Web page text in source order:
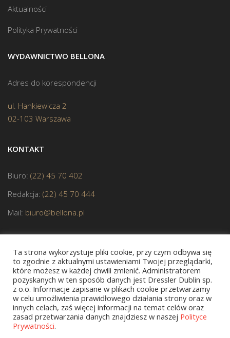
Aktualności
Polityka Prywatności
WYDAWNICTWO BELLONA
Adres do korespondencji
ul. Hankiewicza 2
02-103 Warszawa
KONTAKT
Biuro: (22) 45 70 402
Redakcja: (22) 45 70 444
Mail: biuro@bellona.pl
JESTEŚMY CZŁONKIEM POLSKIEJ IZBY KSIĄŻKI
Ta strona wykorzystuje pliki cookie, przy czym odbywa się
to zgodnie z aktualnymi ustawieniami Twojej przeglądarki,
które możesz w każdej chwili zmienić. Administratorem
pozyskanych w ten sposób danych jest Dressler Dublin sp.
z o.o. Informacje zapisane w plikach cookie przetwarzamy
w celu umożliwienia prawidłowego działania strony oraz w
innych celach, zaś więcej informacji na temat celów oraz
zasad przetwarzania danych znajdziesz w naszej Polityce
Prywatności.